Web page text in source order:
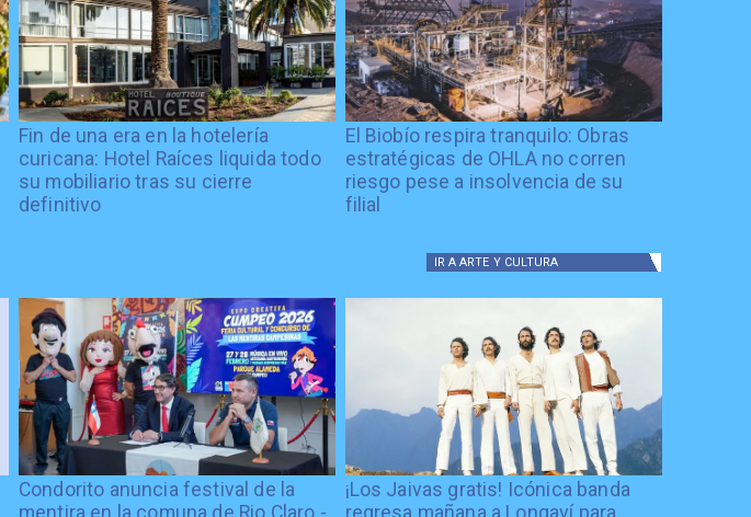
Fin de una era en la hotelería
curicana: Hotel Raíces liquida todo
su mobiliario tras su cierre
definitivo
El Biobío respira tranquilo: Obras
estratégicas de OHLA no corren
riesgo pese a insolvencia de su
filial
IR A ARTE Y CULTURA
Condorito anuncia festival de la
mentira en la comuna de Rio Claro -
¡Los Jaivas gratis! Icónica banda
regresa mañana a Longaví para